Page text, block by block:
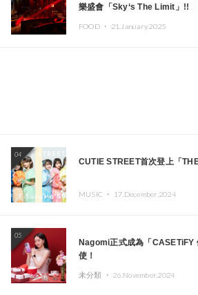
樂盛會「Sky‘s The Limit」!!
本頂尖DJ及創作者齊聚一堂
FOOD ・ 21.January.2025
04
CUTIE STREET首次登上「
MUSIC ・ 17.December.2024
05
Nagomi正式成為「CASETiFY
使！
未分類 ・ 26.November.2024